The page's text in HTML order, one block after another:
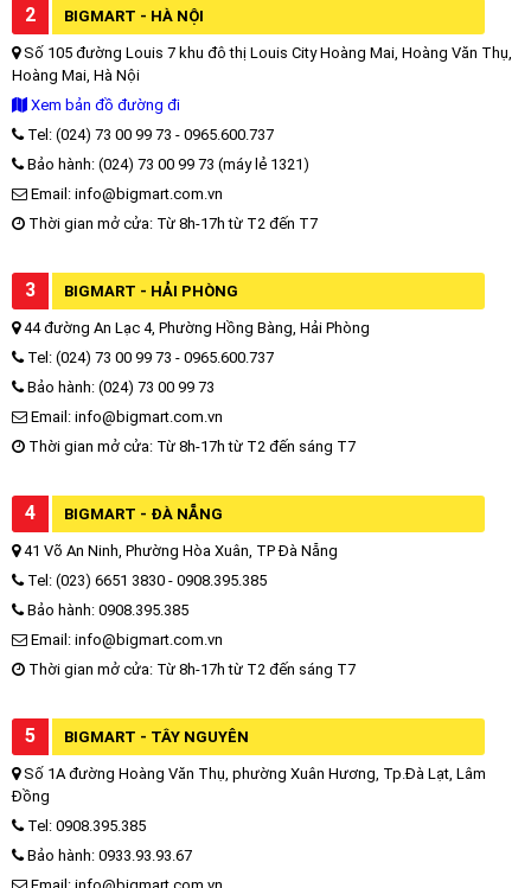
2 BIGMART - HÀ NỘI
Số 105 đường Louis 7 khu đô thị Louis City Hoàng Mai, Hoàng Văn Thụ,
Hoàng Mai, Hà Nội
Xem bản đồ đường đi
Tel: (024) 73 00 99 73 - 0965.600.737
Bảo hành: (024) 73 00 99 73 (máy lẻ 1321)
Email: info@bigmart.com.vn
Thời gian mở cửa: Từ 8h-17h từ T2 đến T7
3 BIGMART - HẢI PHÒNG
44 đường An Lạc 4, Phường Hồng Bàng, Hải Phòng
Tel: (024) 73 00 99 73 - 0965.600.737
Bảo hành: (024) 73 00 99 73
Email: info@bigmart.com.vn
Thời gian mở cửa: Từ 8h-17h từ T2 đến sáng T7
4 BIGMART - ĐÀ NẴNG
41 Võ An Ninh, Phường Hòa Xuân, TP Đà Nẵng
Tel: (023) 6651 3830 - 0908.395.385
Bảo hành: 0908.395.385
Email: info@bigmart.com.vn
Thời gian mở cửa: Từ 8h-17h từ T2 đến sáng T7
5 BIGMART - TÂY NGUYÊN
Số 1A đường Hoàng Văn Thụ, phường Xuân Hương, Tp.Đà Lạt, Lâm
Đồng
Tel: 0908.395.385
Bảo hành: 0933.93.93.67
Email: info@bigmart.com.vn